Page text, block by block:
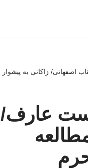
اصفهانی/ زاکانی به پیشوار
عارف/